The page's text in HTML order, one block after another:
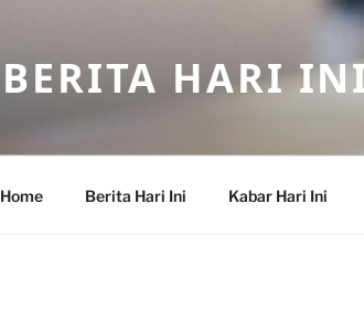
BERITA HARI
Home Berita Hari Ini Kabar Hari Ini